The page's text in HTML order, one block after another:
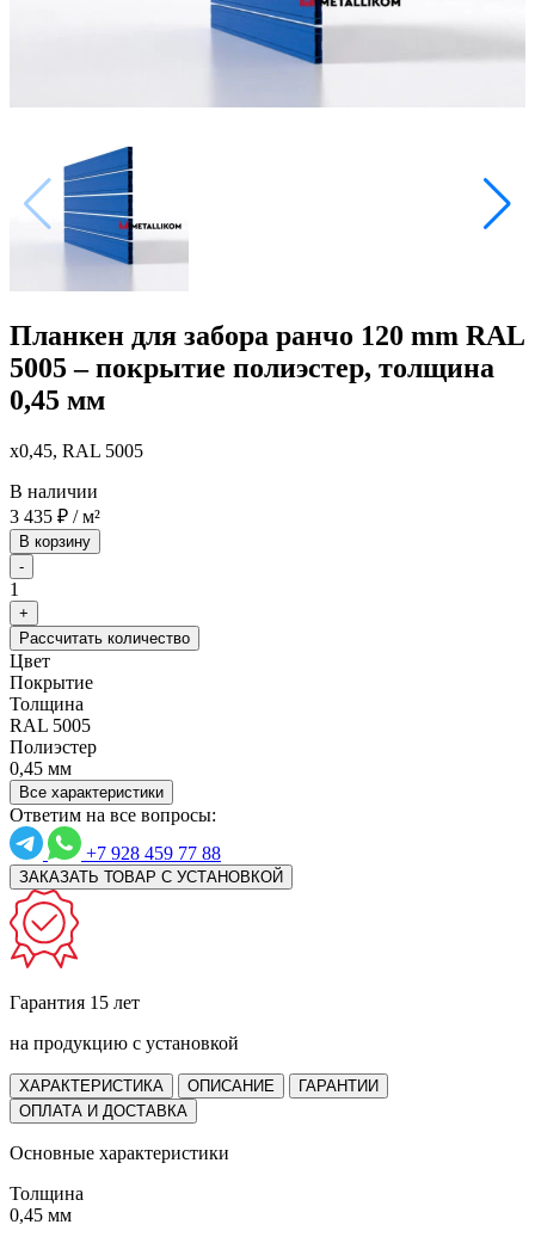
Планкен для забора ранчо 120 mm RAL
5005 – покрытие полиэстер, толщина
0,45 мм
x0,45, RAL 5005
В наличии
3 435 ₽ / м²
В корзину
-
1
+
Рассчитать количество
Цвет
Покрытие
Толщина
RAL 5005
Полиэстер
0,45 мм
Все характеристики
Ответим на все вопросы:
+7 928 459 77 88
ЗАКАЗАТЬ ТОВАР С УСТАНОВКОЙ
Гарантия 15 лет
на продукцию с установкой
ХАРАКТЕРИСТИКА ОПИСАНИЕ
ГАРАНТИИ
ОПЛАТА И ДОСТАВКА
Основные характеристики
Толщина
0,45 мм